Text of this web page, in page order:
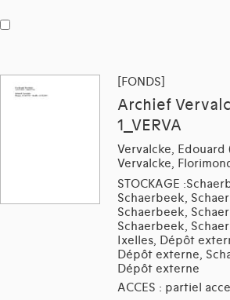
[FONDS]
Archief
1_VERVA
Vervalcke, Edouard
Vervalcke,
STOCKAGE
Schaerbeek,
Schaerbeek,
Schaerbeek,
Ixelles, Dépôt
Dépôt externe,
Dépôt externe
ACCES : partiel